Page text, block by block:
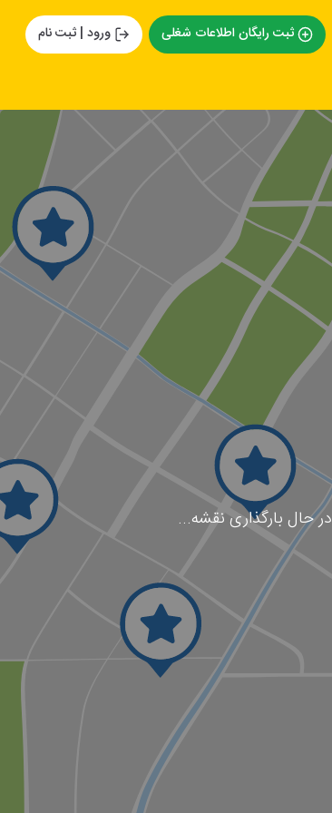
ثبت رایگان اطلاعات شغلی ورود | ثبت نام
در حال بارگذاری نقشه...